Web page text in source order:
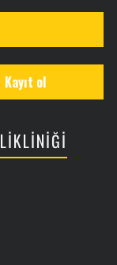
Kayıt ol